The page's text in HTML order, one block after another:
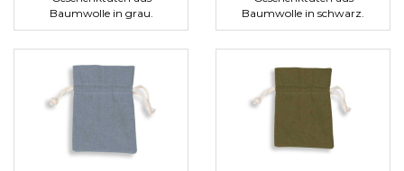
Baumwolle in grau.
Baumwolle in schwarz.